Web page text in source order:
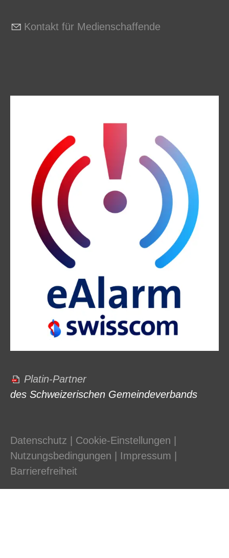
Kontakt für Medienschaffende
Platin-Partner
des Schweizerischen Gemeindeverbands
Datenschutz Cookie-Einstellungen
Nutzungsbedingungen
Impressum
Barrierefreiheit